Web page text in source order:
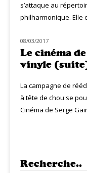
s’attaque au
philharmonique. Elle
NOUVEAUTÉS
08/03/2017
Le cinéma
vinyle
La campagne de
à tête de chou se
Cinéma de Serge
Recherche..